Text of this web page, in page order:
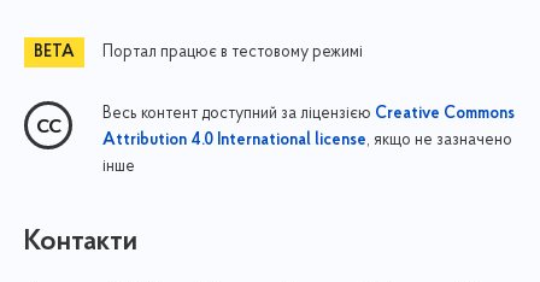
Портал працює в тестовому режимі
Весь контент доступний за ліцензією Creative Commons
Attribution 4.0 International license, якщо не зазначено
інше
Контакти